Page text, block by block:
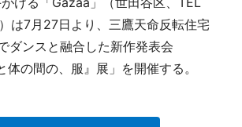
7月27日より、三鷹天命反転住宅
ダンスと融合した新作発表会
体の間の、服』展」を開催する。